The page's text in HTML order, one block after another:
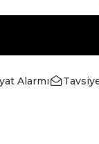
Alarmı